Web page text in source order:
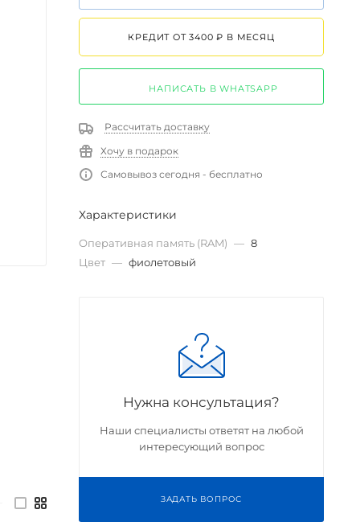
КРЕДИТ ОТ 3400 ₽ В МЕСЯЦ
НАПИСАТЬ В WHATSAPP
Рассчитать доставку
Хочу в подарок
Самовывоз сегодня - бесплатно
Характеристики
Оперативная память (RAM) — 8
Цвет — фиолетовый
Нужна консультация?
Наши специалисты ответят на любой
интересующий вопрос
ЗАДАТЬ ВОПРОС